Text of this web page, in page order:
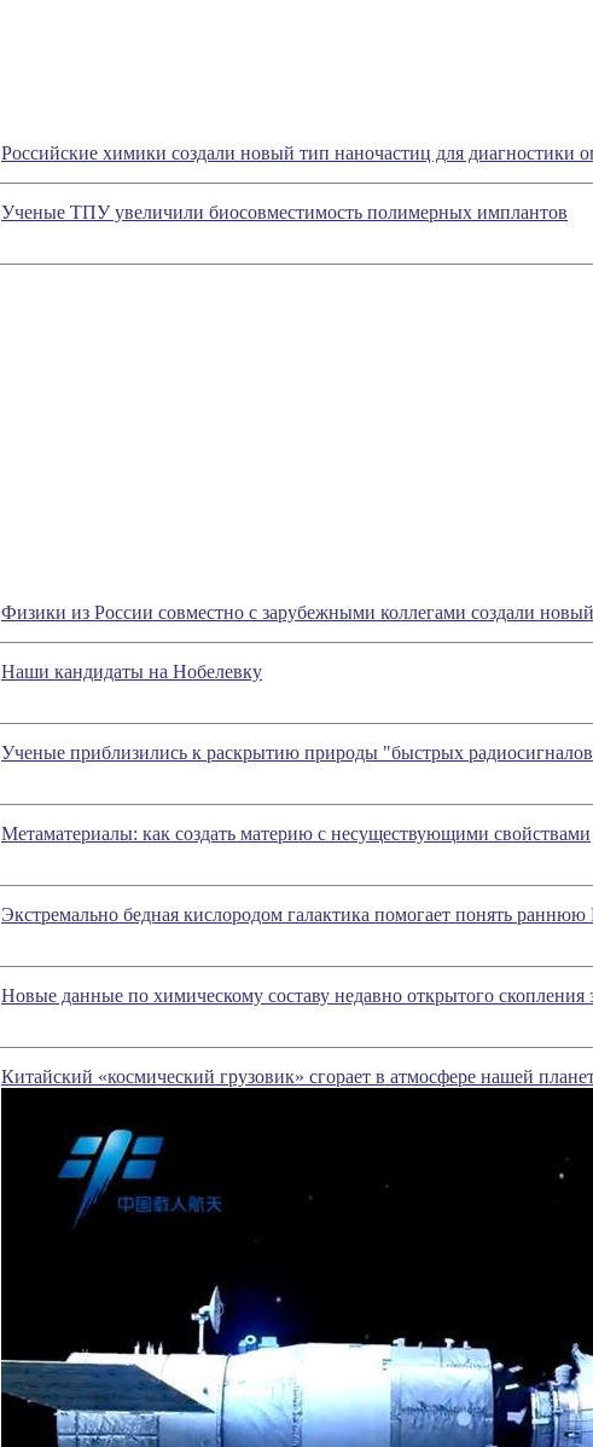
Российские химики создали новый тип наночастиц для диагностики
Ученые ТПУ увеличили биосовместимость полимерных имплантов
Физики из России совместно с зарубежными коллегами создали
Наши кандидаты на Нобелевку
Ученые приблизились к раскрытию природы "быстрых
Метаматериалы: как создать материю с несуществующими свойствами
Экстремально бедная кислородом галактика помогает понять
Новые данные по химическому составу недавно открытого скопления
Китайский «космический грузовик» сгорает в атмосфере нашей